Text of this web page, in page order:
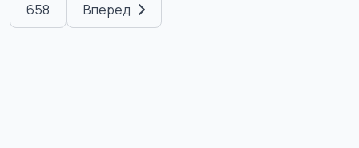
658 Вперед